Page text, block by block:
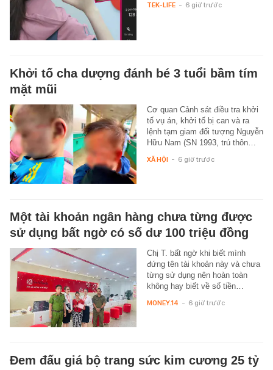
TEK-LIFE - 6 giờ trước
Khởi tố cha dượng đánh bé 3 tuổi bầm tím
mặt mũi
Cơ quan Cảnh sát điều tra khởi
tố vụ án, khởi tố bị can và ra
lệnh tạm giam đối tượng Nguyễn
Hữu Nam (SN 1993, trú thôn…
XÃ HỘI - 6 giờ trước
Một tài khoản ngân hàng chưa từng được
sử dụng bất ngờ có số dư 100 triệu đồng
Chị T. bất ngờ khi biết mình
đứng tên tài khoản này và chưa
từng sử dụng nên hoàn toàn
không hay biết về số tiền…
MONEY.14 - 6 giờ trước
Đem đấu giá bộ trang sức kim cương 25 tỷ